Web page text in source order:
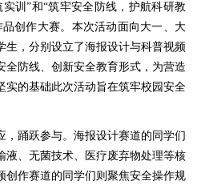
训”和“筑牢安全防线，护航科研教
创作大赛。本次活动面向大一、大
生，分别设立了海报设计与科普视频
全防线、创新安全教育形式，为营造
实的基础此次活动旨在筑牢校园安全
，踊跃参与。海报设计赛道的同学们
液、无菌技术、医疗废弃物处理等核
创作赛道的同学们则聚焦安全操作规